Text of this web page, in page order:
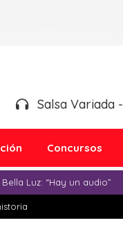
Salsa Variada -
Concursos
Luz: “Hay un audio”